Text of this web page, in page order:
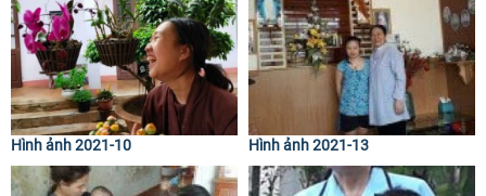
Hình ảnh 2021-10 Hình ảnh 2021-13